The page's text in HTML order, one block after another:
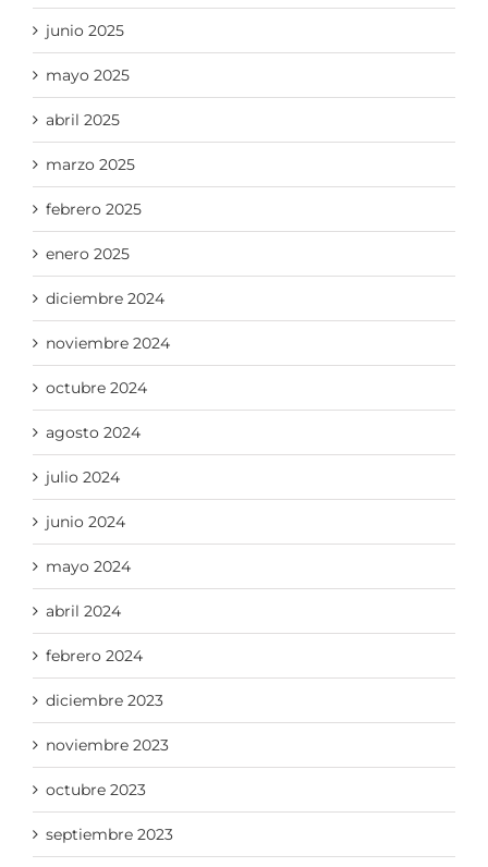
junio 2025
mayo 2025
abril 2025
marzo 2025
febrero 2025
enero 2025
diciembre 2024
noviembre 2024
octubre 2024
agosto 2024
julio 2024
junio 2024
mayo 2024
abril 2024
febrero 2024
diciembre 2023
noviembre 2023
octubre 2023
septiembre 2023